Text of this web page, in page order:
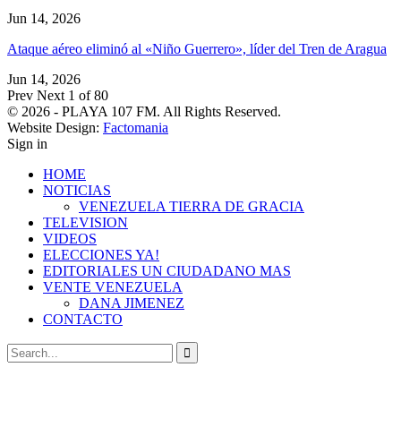
Jun 14, 2026
Ataque aéreo eliminó al «Niño Guerrero», líder del Tren de Aragua
Jun 14, 2026
Prev Next 1 of 80
© 2026 - PLAYA 107 FM. All Rights Reserved.
Website Design: Factomania
Sign in
HOME
NOTICIAS
VENEZUELA TIERRA DE GRACIA
TELEVISION
VIDEOS
ELECCIONES YA!
EDITORIALES UN CIUDADANO MAS
VENTE VENEZUELA
DANA JIMENEZ
CONTACTO